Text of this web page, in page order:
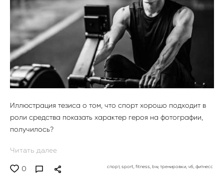
Иллюстрация тезиса о том, что спорт хорошо подходит в
роли средства показать характер героя на фотографии,
получилось?
Читать далее
0 спорт, sport, fitness, bw, тренировки, чб, фитнесс